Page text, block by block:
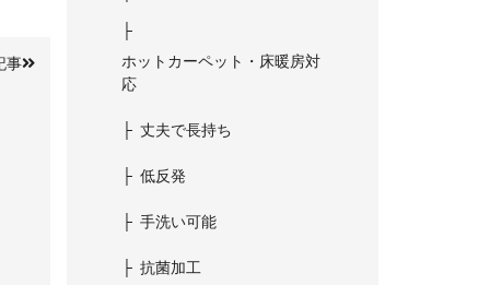
事
ホットカーペット・床暖房対
応
丈夫で長持ち
低反発
手洗い可能
抗菌加工